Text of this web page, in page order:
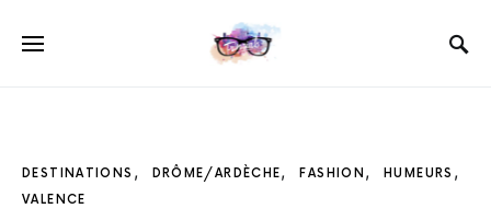
DESTINATIONS DRÔME/ARDÈCHE FASHION
HUMEURS
VALENCE